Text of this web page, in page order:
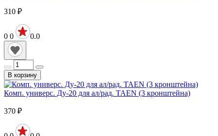
310 ₽
0 0 0.0
В корзину
Комп. универс. Ду-20 для ал/рад. TAEN (3 кронштейна)
370 ₽